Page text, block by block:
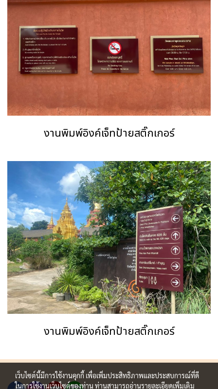
งานพิมพ์อิงค์เจ็ทป้ายสติ๊กเกอร์
งานพิมพ์อิงค์เจ็ทป้ายสติ๊กเกอร์
เว็บไซต์นี้มีการใช้งานคุกกี้ เพื่อเพิ่มประสิทธิภาพและประสบการณ์ที่ดี
ในการใช้งานเว็บไซต์ของท่าน ท่านสามารถอ่านรายละเอียดเพิ่มเติม